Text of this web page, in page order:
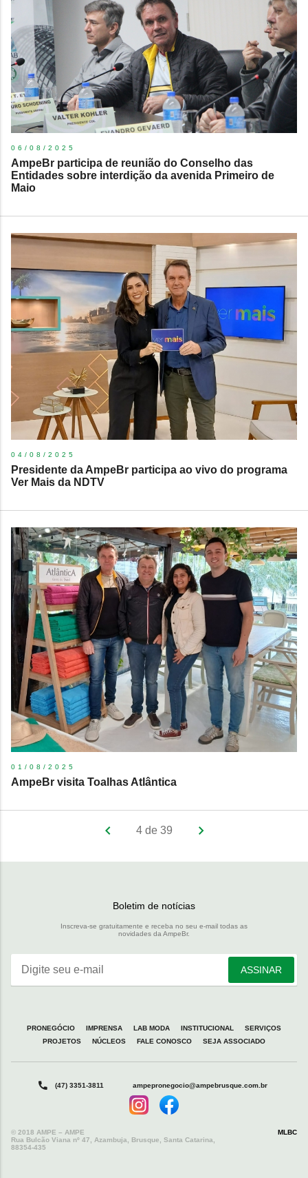
06/08/2025
AmpeBr participa de reunião do Conselho das
Entidades sobre interdição da avenida Primeiro de
Maio
04/08/2025
Presidente da AmpeBr participa ao vivo do programa
Ver Mais da NDTV
01/08/2025
AmpeBr visita Toalhas Atlântica
4 de 39
Boletim de notícias
Inscreva-se gratuitamente e receba no seu e-mail todas as
novidades da AmpeBr.
Digite seu e-mail ASSINAR
PRONEGÓCIO IMPRENSA LAB MODA INSTITUCIONAL
SERVIÇOS
PROJETOS
NÚCLEOS FALE CONOSCO SEJA ASSOCIADO
(47) 3351-3811 ampepronegocio@ampebrusque.com.br
© 2018 AMPE – AMPE
Rua Bulcão Viana nº 47, Azambuja, Brusque, Santa Catarina,
88354-435
MLBC